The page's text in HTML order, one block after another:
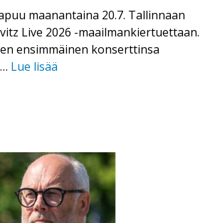
maanantaina 20.7. Tallinnaan
Live 2026 -maailmankiertuettaan.
ensimmäinen konserttinsa
Lue lisää